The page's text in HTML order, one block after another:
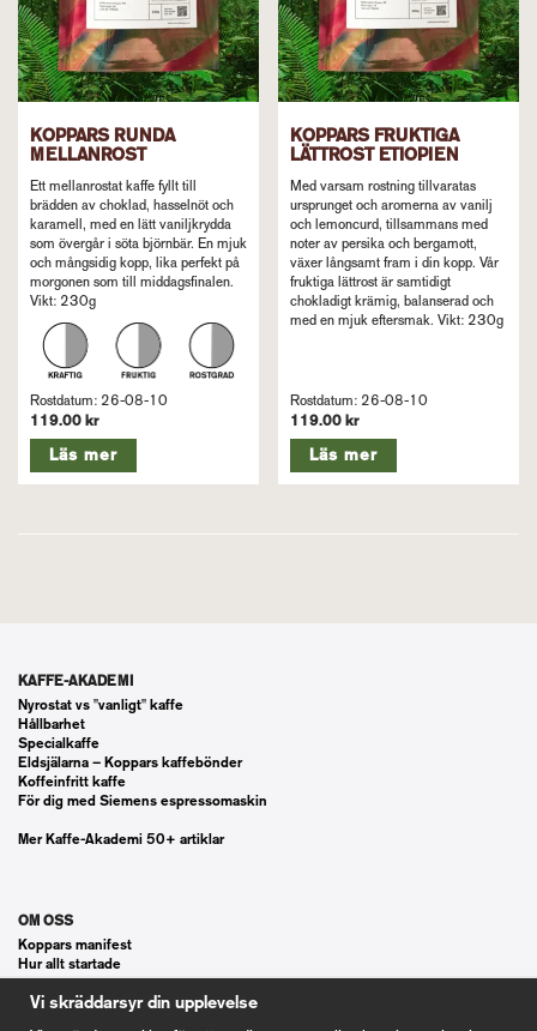
KOPPARS RUNDA
MELLANROST
Ett mellanrostat kaffe fyllt till
brädden av choklad, hasselnöt och
karamell, med en lätt vaniljkrydda
som övergår i söta björnbär. En mjuk
och mångsidig kopp, lika perfekt på
morgonen som till middagsfinalen.
Vikt: 230g
Rostdatum: 26-08-10
119.00 kr
Läs mer
KOPPARS FRUKTIGA
LÄTTROST ETIOPIEN
Med varsam rostning tillvaratas
ursprunget och aromerna av vanilj
och lemoncurd, tillsammans med
noter av persika och bergamott,
växer långsamt fram i din kopp. Vår
fruktiga lättrost är samtidigt
chokladigt krämig, balanserad och
med en mjuk eftersmak. Vikt: 230g
Rostdatum: 26-08-10
119.00 kr
Läs mer
KAFFE-AKADEMI
Nyrostat vs "vanligt" kaffe
Hållbarhet
Specialkaffe
Eldsjälarna – Koppars kaffebönder
Koffeinfritt kaffe
För dig med Siemens espressomaskin
Mer Kaffe-Akademi 50+ artiklar
OM OSS
Koppars manifest
Hur allt startade
Våra gästspel
Kontakt
Vi skräddarsyr din upplevelse